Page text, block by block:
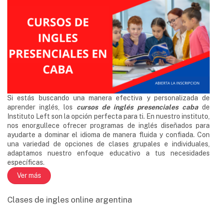
Si estás buscando una manera efectiva y personalizada de
aprender inglés, los cursos de inglés presenciales cabade
Instituto Left son la opción perfecta para ti. En nuestro instituto,
nos enorgullece ofrecer programas de inglés diseñados para
ayudarte a dominar el idioma de manera fluida y confiada. Con
una variedad de opciones de clases grupales e individuales,
adaptamos nuestro enfoque educativo a tus necesidades
específicas.
Ver más
Clases de ingles online argentina